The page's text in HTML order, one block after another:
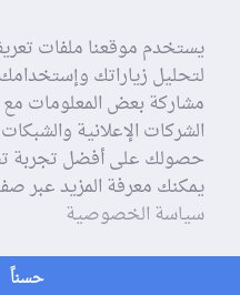
يستخدم موقعنا ملفات
لتحليل زياراتك
الشركات الإعلانية
حصولك على أفضل تجربة
يمكنك معرفة المزيد عبر
سياسة الخصوصية
حسناً